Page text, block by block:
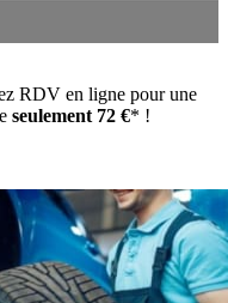
RDV en ligne pour une
seulement 72 €* !